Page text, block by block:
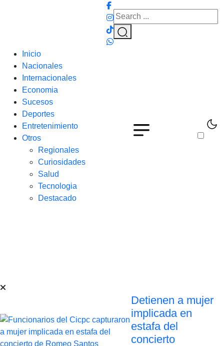
Inicio
Nacionales
Internacionales
Economia
Sucesos
Deportes
Entretenimiento
Otros
Regionales
Curiosidades
Salud
Tecnologia
Destacado
Detienen a mujer
implicada en
estafa del
concierto